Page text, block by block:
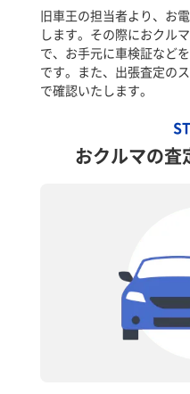
旧車王の担当者より、お
します。その際におクル
で、お手元に車検証など
です。また、出張査定の
で確認いたします。
おクルマの査